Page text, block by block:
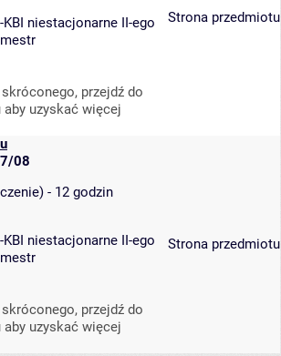
KBI niestacjonarne II-ego
przejdź do
uzyskać więcej
Strona przedmiotu
08
- 12 godzin
KBI niestacjonarne II-ego
przejdź do
uzyskać więcej
Strona przedmiotu